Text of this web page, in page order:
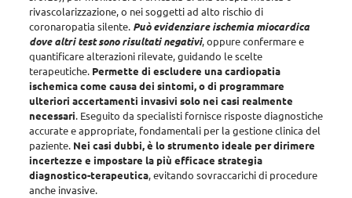
rivascolarizzazione, o nei soggetti ad alto rischio di
coronaropatia silente. Può evidenziare ischemia miocardica
dove altri test sono risultati negativi, oppure confermare e
quantificare alterazioni rilevate, guidando le scelte
terapeutiche. Permette di escludere una cardiopatia
ischemica come causa dei sintomi, o di programmare
ulteriori accertamenti invasivi solo nei casi realmente
necessari. Eseguito da specialisti fornisce risposte diagnostiche
accurate e appropriate, fondamentali per la gestione clinica del
paziente. Nei casi dubbi, è lo strumento ideale per dirimere
incertezze e impostare la più efficace strategia
diagnostico-terapeutica, evitando sovraccarichi di procedure
anche invasive.